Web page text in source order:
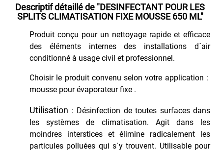
Descriptif détaillé de "DESINFECTANT POUR LES
SPLITS CLIMATISATION FIXE MOUSSE 650 ML"
Produit conçu pour un nettoyage rapide et efficace
des éléments internes des installations d´air
conditionné à usage civil et professionnel.
Choisir le produit convenu selon votre application :
mousse pour évaporateur fixe .
Utilisation : Désinfection de toutes surfaces dans
les systèmes de climatisation. Agit dans les
moindres interstices et élimine radicalement les
particules polluées qui s´y trouvent. Utilisable pour
Stop
Rouille
Têtes
Magnétiques
PEINTURE
PROTECTION
VEHICULES